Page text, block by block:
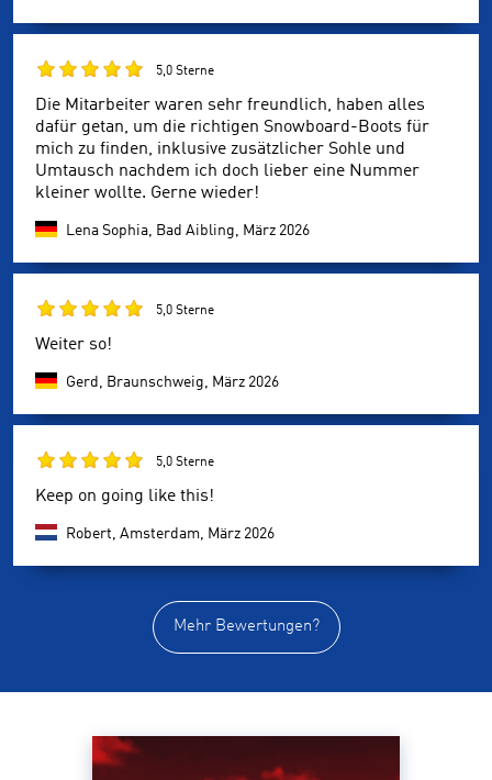
5,0 Sterne
Die Mitarbeiter waren sehr freundlich, haben alles
dafür getan, um die richtigen Snowboard-Boots für
mich zu finden, inklusive zusätzlicher Sohle und
Umtausch nachdem ich doch lieber eine Nummer
kleiner wollte. Gerne wieder!
Lena Sophia, Bad Aibling, März 2026
5,0 Sterne
Weiter so!
Gerd, Braunschweig, März 2026
5,0 Sterne
Keep on going like this!
Robert, Amsterdam, März 2026
Mehr Bewertungen?